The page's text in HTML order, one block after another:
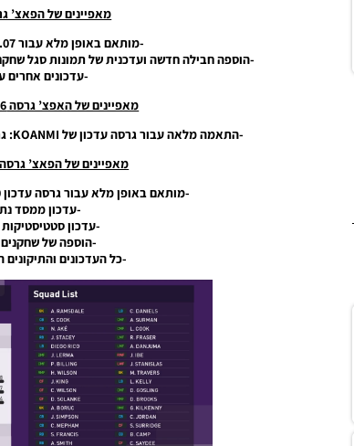
מאפיינים של הפאצ’ גרסה
-מותאם באופן מלא עבור DLC 7.0 + exe 1.07.
-הוספה חבילה חדשה ועדכנית של תמונות סגל שחקנים יותר מ-20 אלף
-עדכונים אחרים
מאפיינים של האפצ’ גרסה 20.2.6 & DLC 8.0
-התאמה מלאה עבור גרסה עדכון של KOANMI: גרסה עדכון DLC 8.0 & Patch 1.08.00.
מאפיינים של הפאצ’ גרסה 20.2.7
-מותאם באופן מלא עבור גרסה עדכון DLC 8.0 & Patch 1.08.00.
-עדכון ממסד
-עדכון
-הוספה של
-כל העדכונים והתיקונים